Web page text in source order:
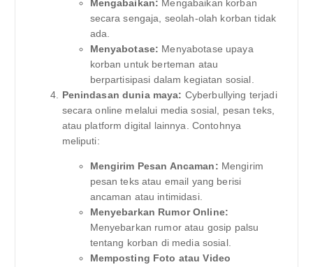
Mengabaikan: Mengabaikan korban
secara sengaja, seolah-olah korban tidak
ada.
Menyabotase: Menyabotase upaya
korban untuk berteman atau
berpartisipasi dalam kegiatan sosial.
Penindasan dunia maya: Cyberbullying terjadi
secara online melalui media sosial, pesan teks,
atau platform digital lainnya. Contohnya
meliputi:
Mengirim Pesan Ancaman: Mengirim
pesan teks atau email yang berisi
ancaman atau intimidasi.
Menyebarkan Rumor Online:
Menyebarkan rumor atau gosip palsu
tentang korban di media sosial.
Memposting Foto atau Video